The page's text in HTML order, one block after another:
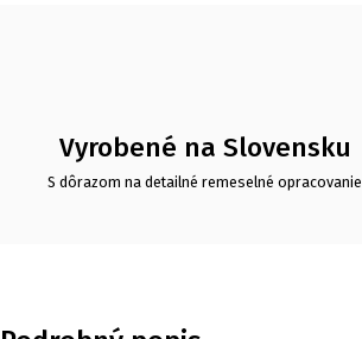
Vyrobené na Slovensku
S dôrazom na detailné remeselné opracovanie